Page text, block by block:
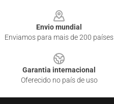
Envio mundial
Enviamos para mais de 200 países
Garantia internacional
Oferecido no país de uso